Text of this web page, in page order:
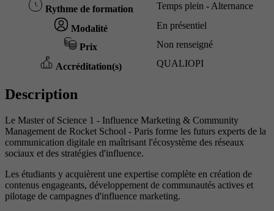
Rythme de formation Temps plein - Alternance
Modalité En présentiel
Prix Non renseigné
Accréditation(s) QUALIOPI
Description
Le Master of Science 1 - Influence Marketing & Community
Management de Rocket School - Paris forme les futurs experts de la
communication digitale en maîtrisant l'écosystème des réseaux
sociaux et des stratégies d'influence.
Les étudiants y acquièrent une expertise complète en création de
contenus engageants, développement de communautés actives et
pilotage de campagnes d'influence marketing.